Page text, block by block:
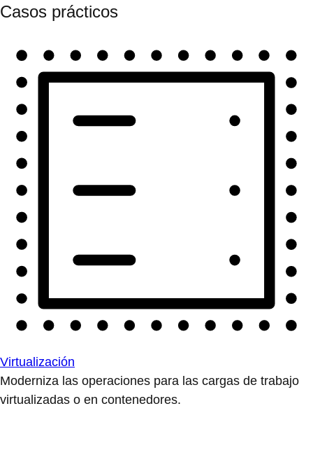
Casos prácticos
Virtualización
Moderniza las operaciones para las cargas de trabajo
virtualizadas o en contenedores.